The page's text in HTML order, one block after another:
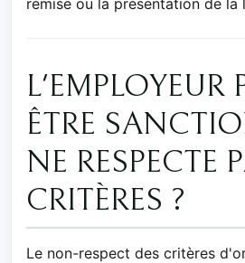
L'EMPLOYEUR
ÊTRE
NE RESPECTE
CRITÈRES ?
Le non-respect des critères